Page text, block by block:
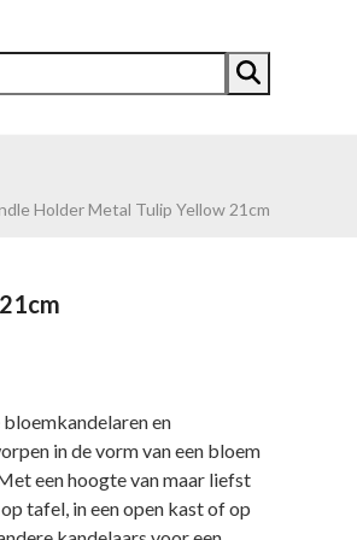
Holder Metal Tulip Yellow 21cm
en
in de vorm van een bloem
een hoogte van maar liefst
tafel, in een open kast of op